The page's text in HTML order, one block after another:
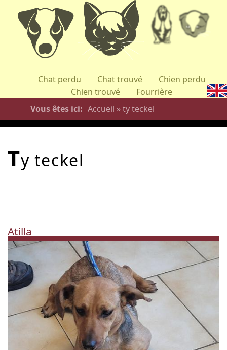
Aller
au
contenu
principal
Chat perdu Chat trouvé
Chien perdu
Chien trouvé
Fourrière
Vous êtes ici
Accueil »ty teckel
ty teckel
Atilla